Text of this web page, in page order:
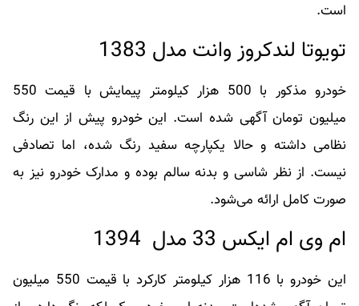
است.
تویوتا لندکروز وانت مدل 1383
خودرو مذکور با 500 هزار کیلومتر پیمایش با قیمت 550
میلیون تومان آگهی شده‌ است. این خودرو پیش از این رنگ
نظامی داشته و حالا یکپارچه سفید رنگ شده، اما تصادفی
نیست. از نظر شاسی و بدنه سالم بوده و مدارک خودرو نیز به
صورت کامل ارائه می‌شود.
ام وی ام ایکس 33 مدل 1394
این خودرو با 116 هزار کیلومتر کارکرد با قیمت 550 میلیون